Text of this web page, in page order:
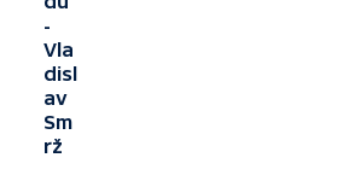
-
Vla
disl
av
Sm
rž